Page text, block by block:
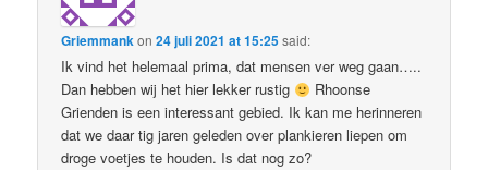
Griemmankon24 juli 2021 at 15:25said:
Ik vind het helemaal prima, dat mensen ver weg gaan…..
Dan hebben wij het hier lekker rustig
Rhoonse
Grienden is een interessant gebied. Ik kan me herinneren
dat we daar tig jaren geleden over plankieren liepen om
droge voetjes te houden. Is dat nog zo?